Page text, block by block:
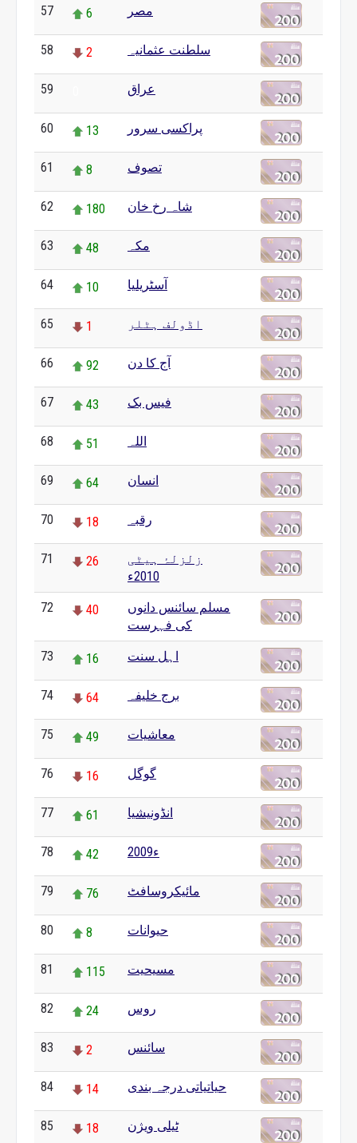
57 6 مصر
58 2 سلطنت عثمانیہ
59 عراق
60 13 پراکسی سرور
61 8 تصوف
62 180 شاہ رخ خان
63 48 مکہ
64 10 آسٹریلیا
65 1 اڈولف ہٹلر
66 92 آج کا دن
67 43 فیس بک
68 51 اللہ
69 64 انسان
70 18 رقبہ
71 26
زلزلۂ ہیٹی
2010ء
72 40
مسلم سائنس دانوں
کی فہرست
73 16 اہل سنت
74 64 برج خلیفہ
75 49 معاشیات
76 16 گوگل
77 61 انڈونیشیا
78 42 2009ء
79 76 مائیکروسافٹ
80 8 حیوانات
81 115 مسیحیت
82 24 روس
83 2 سائنس
84 14 حیاتیاتی درجہ بندی
85 18 ٹیلی ویژن